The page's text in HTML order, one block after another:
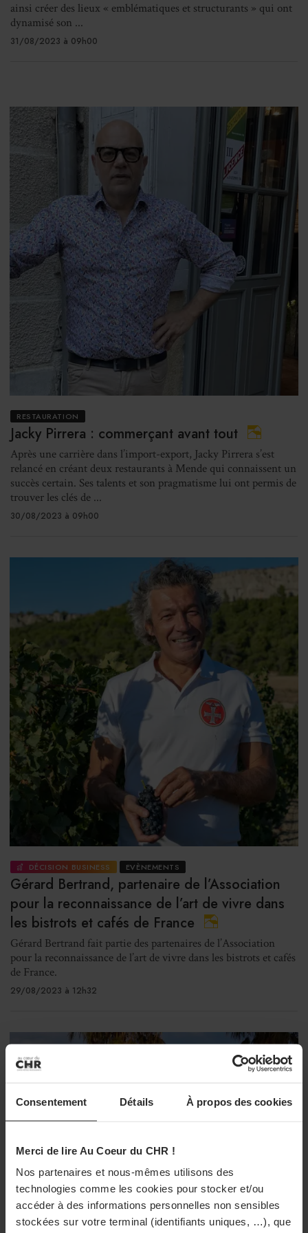
Consentement Détails À propos des cookies
Merci de lire Au Coeur du CHR !
Nos partenaires et nous-mêmes utilisons des
technologies comme les cookies pour stocker et/ou
accéder à des informations personnelles non sensibles
stockées sur votre terminal (identifiants uniques, …), que
ainsi créer des lieux « emblématiques et structurants » qui ont
dynamisé son ...
31/08/2023 à 09h00
RESTAURATION
Jacky Pirrera : commerçant avant tout
Après une carrière dans l’import-export, Jacky Pirrera s’est
relancé en créant deux restaurants à Mende qui connaissent un
succès certain. Ses talents et son pragmatisme lui ont permis de
trouver les clés de ...
30/08/2023 à 09h00
DÉCISION BUSINESS EVÈNEMENTS
Gérard Bertrand, partenaire de l’Association
pour la reconnaissance de l’art de vivre dans
les bistrots et cafés de France
Gérard Bertrand fait partie des partenaires de l’Association
pour la reconnaissance de l’art de vivre dans les bistrots et cafés
de France.
29/08/2023 à 12h32